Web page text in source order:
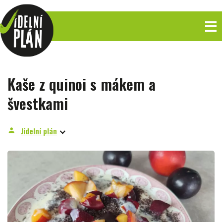
Kaše z quinoi s mákem a
švestkami
person Jídelní plán